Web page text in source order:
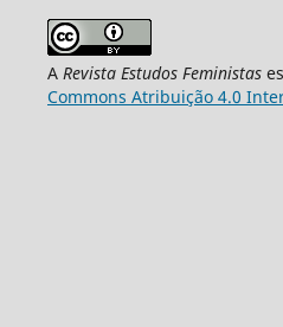
A Revista Estudos Feministas
Commons Atribuição 4.0